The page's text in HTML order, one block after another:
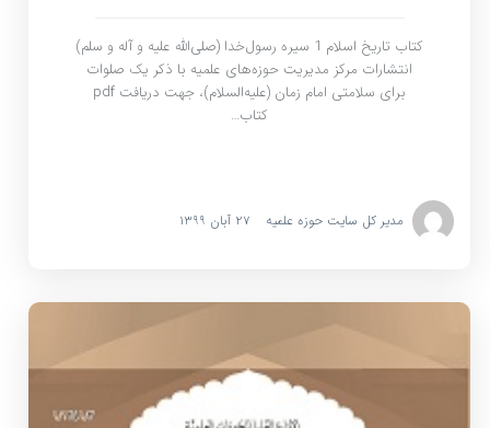
کتاب تاریخ اسلام 1 سیره رسول‌خدا (صلی‌الله علیه و آله و سلم)
انتشارات مرکز مدیریت حوزه‌های علمیه با ذکر یک صلوات
برای سلامتی امام زمان (علیه‌السلام)، جهت دریافت pdf
کتاب…
مدیر کل سایت حوزه علمیه